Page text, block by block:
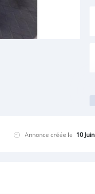
Annonce créée le 10 Juin